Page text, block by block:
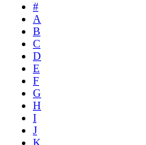
#
A
B
C
D
E
F
G
H
I
J
K